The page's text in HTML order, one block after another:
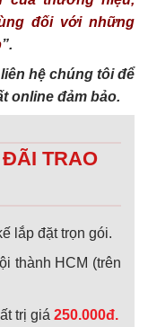
đối với những
”.
hệ chúng tôi để
online đảm bảo.
TRAO
lắp đặt trọn gói.
thành HCM (trên
trị giá 250.000đ.